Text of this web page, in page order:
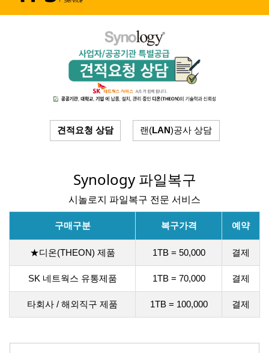
견적요청 상담 랜(LAN)공사 상담
Synology 파일복구
시놀로지 파일복구 전문 서비스
구매구분 복구가격 예약
★디온(THEON) 제품 1TB = 50,000 결제
SK 네트웍스 유통제품 1TB = 70,000 결제
타회사 / 해외직구 제품 1TB = 100,000 결제